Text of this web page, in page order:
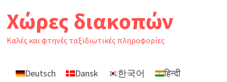
toΧώρες διακοπών
Καλές και φτηνές ταξιδιωτικές πληροφορίες
Deutsch Dansk 한국어
हिन्दी